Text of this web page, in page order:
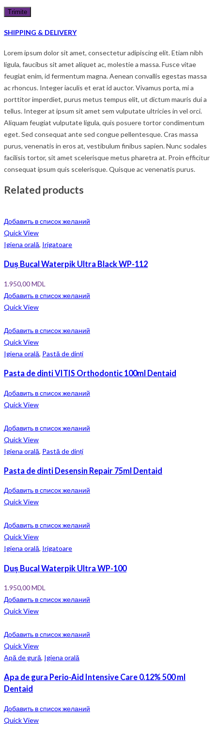
SHIPPING & DELIVERY
Lorem ipsum dolor sit amet, consectetur adipiscing elit. Etiam nibh
ligula, faucibus sit amet aliquet ac, molestie a massa. Fusce vitae
feugiat enim, id fermentum magna. Aenean convallis egestas massa
ac rhoncus. Integer iaculis et erat id auctor. Vivamus porta, mi a
porttitor imperdiet, purus metus tempus elit, ut dictum mauris dui a
tellus. Integer at ipsum sit amet sem vulputate ultricies in vel orci.
Aliquam feugiat vulputate ligula, quis posuere tortor condimentum
eget. Sed consequat ante sed congue pellentesque. Cras massa
purus, venenatis in eros at, vestibulum finibus sapien. Nunc sodales
facilisis tortor, sit amet scelerisque metus pharetra at. Proin efficitur
consequat ipsum quis scelerisque. Quisque ac venenatis purus.
Related products
Добавить в список желаний
Quick View
Igiena orală, Irigatoare
Duș Bucal Waterpik Ultra Black WP-112
1.950,00MDL
Добавить в список желаний
Quick View
Добавить в список желаний
Quick View
Igiena orală, Pastă de dinți
Pasta de dinti VITIS Orthodontic 100ml Dentaid
Добавить в список желаний
Quick View
Добавить в список желаний
Quick View
Igiena orală, Pastă de dinți
Pasta de dinti Desensin Repair 75ml Dentaid
Добавить в список желаний
Quick View
Добавить в список желаний
Quick View
Igiena orală, Irigatoare
Duș Bucal Waterpik Ultra WP-100
1.950,00MDL
Добавить в список желаний
Quick View
Добавить в список желаний
Quick View
Apă de gură, Igiena orală
Apa de gura Perio-Aid Intensive Care 0.12% 500 ml
Dentaid
Добавить в список желаний
Quick View